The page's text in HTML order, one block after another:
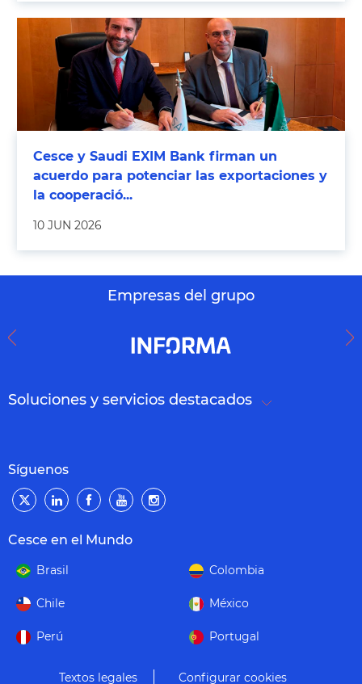
Cesce y Saudi EXIM Bank firman un
acuerdo para potenciar las exportaciones y
la cooperació...
10 JUN 2026
Empresas del grupo
Soluciones y servicios destacados
Síguenos
Cesce en el Mundo
Brasil Colombia
Chile México
Perú Portugal
Textos legales Configurar cookies